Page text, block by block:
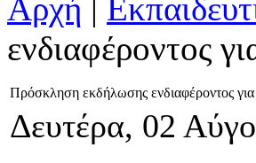
Αρχή |
ενδιαφέροντος
Πρόσκληση εκδήλωσης ενδιαφέροντος
Δευτέρα, 02